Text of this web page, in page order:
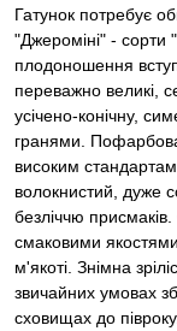
Гатунок потребує
"Джероміні" -
плодоношення
переважно великі,
усічено-конічну,
гранями.
високим
волокнистий, дуже
безліччю
смаковими
м'якоті. Знімна
звичайних умовах
сховищах до